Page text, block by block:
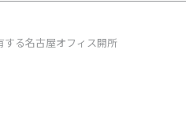
る名古屋オフィス開所